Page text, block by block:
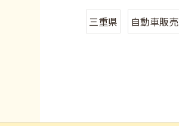
三重県 自動車販売